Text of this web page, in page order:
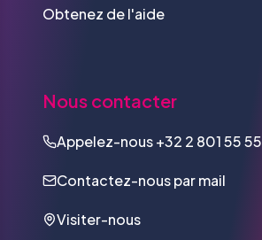
Obtenez de l'aide
Nous contacter
Appelez-nous+32 2 801 55 55
Contactez-nous par mail
Visiter-nous